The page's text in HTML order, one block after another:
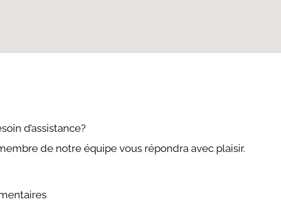
d’assistance?
de notre équipe vous répondra avec plaisir.